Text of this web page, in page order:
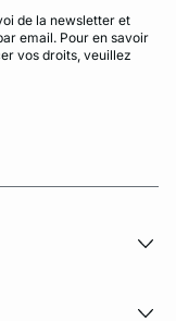
de la newsletter et
email. Pour en savoir
vos droits, veuillez